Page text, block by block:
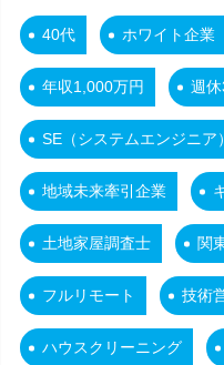
40代 ホワイト企業
年収1,000万円 週休
SE（システムエンジニア）
地域未来牽引企業
土地家屋調査士 関
フルリモート 技術
ハウスクリーニング